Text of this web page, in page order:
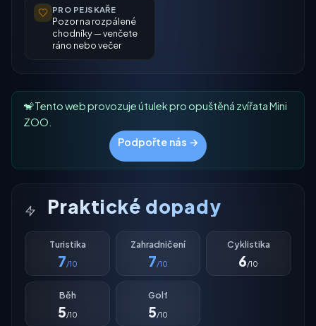
PRO PEJSKAŘE
Pozor na rozpálené
chodníky — venčete
ráno nebo večer
🐒 Tento web provozuje útulek pro opuštěná zvířata Mini
ZOO.
Podpořte nás →
Praktické dopady
Turistika
7/10
Zahradničení
7/10
Cyklistika
6/10
Běh
5/10
Golf
5/10